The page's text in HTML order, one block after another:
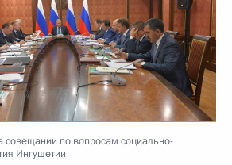
совещании по вопросам социально-
Ингушетии